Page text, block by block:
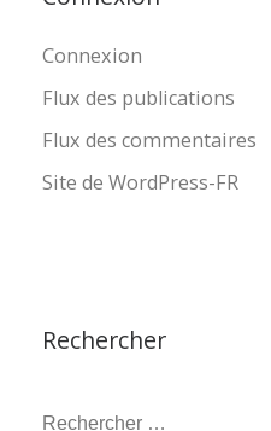
Connexion
Flux des publications
Flux des commentaires
Site de WordPress-FR
Rechercher
RECHERCHER